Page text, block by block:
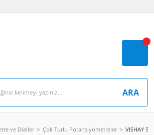
ARA
ve Dialler Çok Turlu Potansiyometreler VISHAY